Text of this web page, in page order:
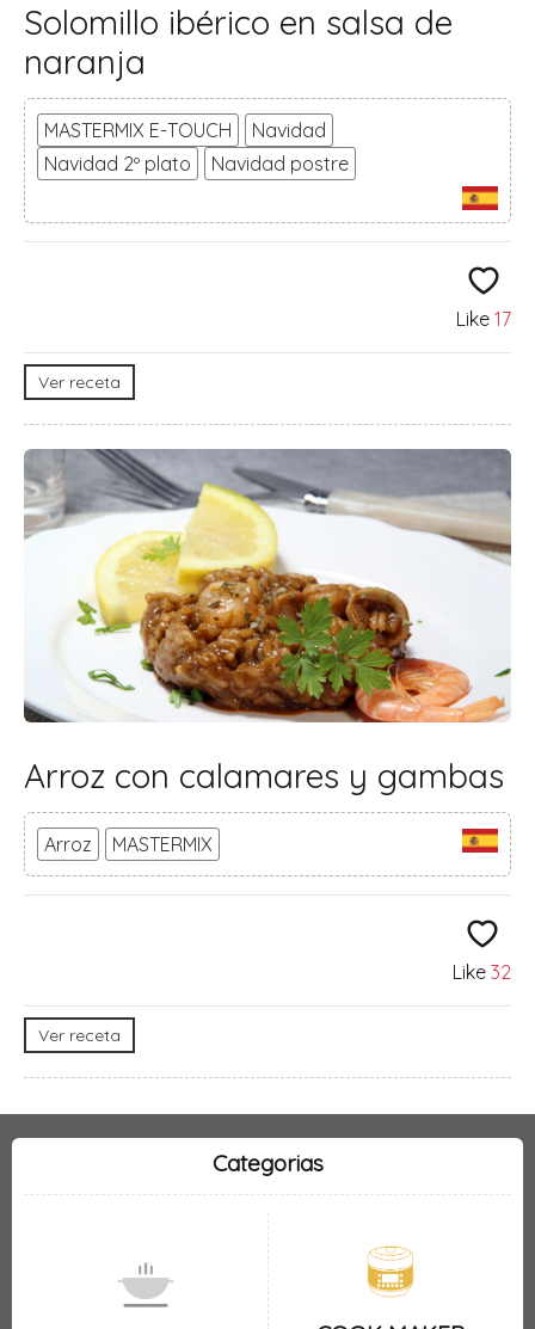
Solomillo ibérico en salsa de
naranja
MASTERMIX E-TOUCH
Navidad
Navidad 2º plato
Navidad postre
Like 17
Ver receta
Arroz con calamares y gambas
Arroz MASTERMIX
Like 32
Ver receta
Categorias